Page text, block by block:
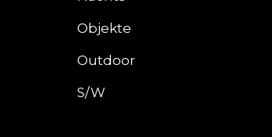
Objekte
Outdoor
S/W